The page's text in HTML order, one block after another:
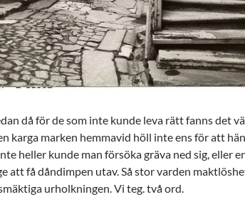
då för de som inte kunde leva rätt fanns det
karga marken hemmavid höll inte ens för att
heller kunde man försöka gräva ned sig, eller
att få dåndimpen utav. Så stor varden
urholkningen. Vi teg. två ord.